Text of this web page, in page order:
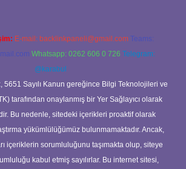
E-mail: backlinkpaneli@gmail.com Teams:
Whatsapp: 0262 606 0 726 Telegram:
@karabul
5651 Sayılı Kanun gereğince Bilgi Teknolojileri ve
tarafından onaylanmış bir Yer Sağlayıcı olarak
Bu nedenle, sitedeki içerikleri proaktif olarak
yükümlülüğümüz bulunmamaktadır. Ancak,
içeriklerin sorumluluğunu taşımakta olup, siteye
kabul etmiş sayılırlar. Bu internet sitesi,